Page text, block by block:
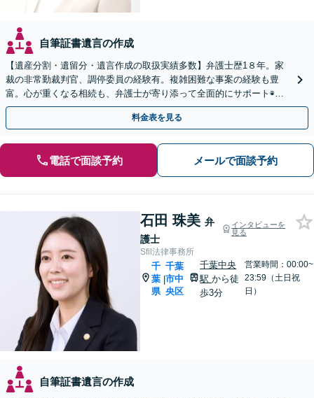
自筆証書遺言の作成
【遺産分割・遺留分・遺言作成の取扱実績多数】弁護士歴1８年。家
裁の非常勤裁判官、調停委員の経験有。複雑困難な事案の経験も豊
富。心が重くなる相続も、弁護士が寄り添って全面的にサポート◉オ
ンライン相談可◉ 【千葉駅徒歩13分】
料金表を見る
電話で面談予約 メールで面談予約
石田 珠美 弁
護士
インタビューを
見る
Sfil法律事務所
千
葉
県
|
千葉
市中
央区
千葉中央
駅から徒
歩3分
営業時間：00:00~
23:59（土日祝
日）
自筆証書遺言の作成